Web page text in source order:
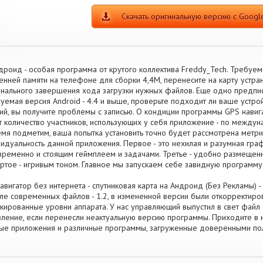
Скачать оригинальную версию с
- особая программа от крутого коллектива Freddy_Tech.
памяти на телефоне для сборки 4,4M, перенесите на карту
завершения хода загрузки нужных файлов. Еще одно
версия Android - 4.4 и выше, проверьте подходит ли ваше
вы получите проблемы с записью. О кондиции программы GPS
количество участников, использующих у себя приложение - по
подметим, ваша попытка установить точно будет рассмотрена
данной приложения. Первое - это нехилая и разумная
и стоящим геймплеем и задачами. Третье - удобно
- игривым тоном. Главное мы запускаем себе завидную
без интернета - спутниковая карта на Андроид (Без
современных файлов - 1.2, в измененной версии были
уровни аппарата. У нас управляющий выпустил в свет файл
если перенесли неактуальную версию программы. Приходите в
приложения и различные программы, загруженные доверенными